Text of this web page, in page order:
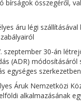
bírságok összegéről,
áru légi
szeptember 30-án
(ADR)
egységes
Áruk Nemzetközi
alkalmazásának